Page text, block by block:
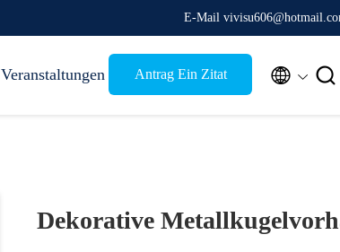
E-Mail
Veranstaltungen Antrag Ein Zitat  
Dekorative